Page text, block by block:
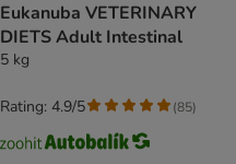
Eukanuba VETERINARY
DIETS Adult Intestinal
5 kg
Rating: 4.9/5 (85)